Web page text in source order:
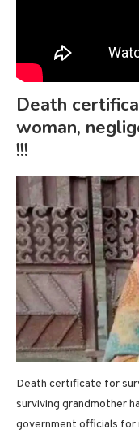
Death
woman,
!!!
Death certificate for
surviving grandmother
government officials for